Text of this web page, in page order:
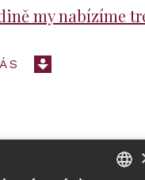
my nabízíme